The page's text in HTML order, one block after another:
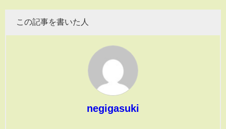
この記事を書いた人
negigasuki